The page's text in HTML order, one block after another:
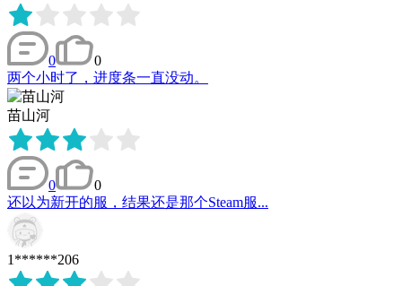
0
0
两个小时了，进度条一直没动。
苗山河
0
0
还以为新开的服，结果还是那个Steam服...
1******206